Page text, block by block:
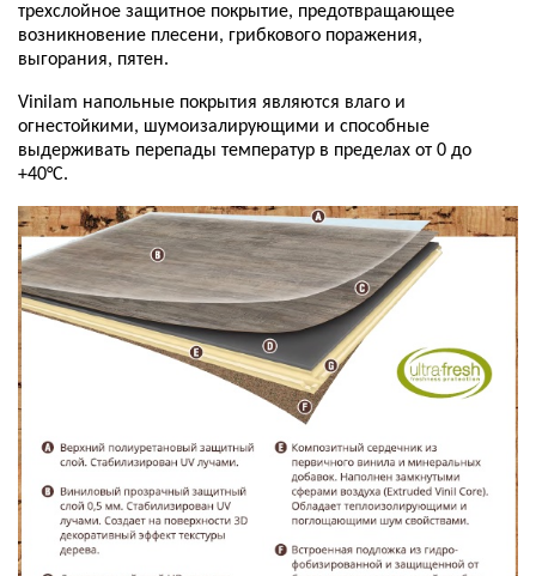
трехслойное защитное покрытие, предотвращающее
возникновение плесени, грибкового поражения,
выгорания, пятен.
Vinilam напольные покрытия являются влаго и
огнестойкими, шумоизалирующими и способные
выдерживать перепады температур в пределах от 0 до
+40°С.